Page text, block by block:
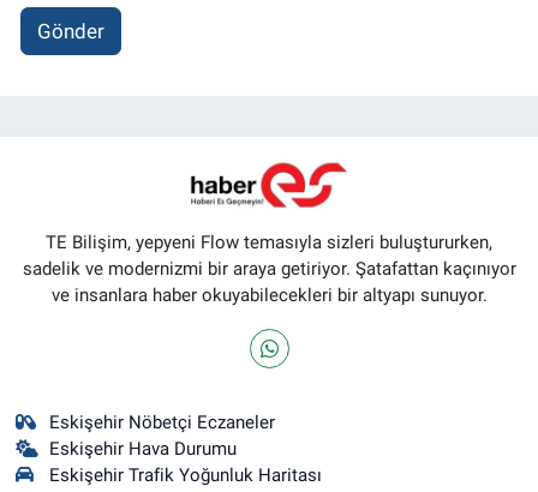
Gönder
TE Bilişim, yepyeni Flow temasıyla sizleri buluştururken,
sadelik ve modernizmi bir araya getiriyor. Şatafattan kaçınıyor
ve insanlara haber okuyabilecekleri bir altyapı sunuyor.
Eskişehir Nöbetçi Eczaneler
Eskişehir Hava Durumu
Eskişehir Trafik Yoğunluk Haritası